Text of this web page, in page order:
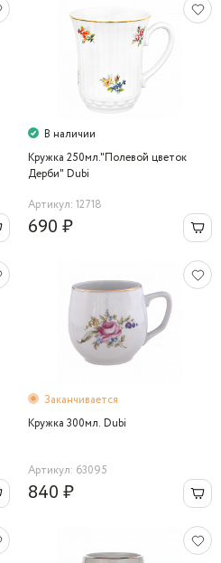
В наличии
Кружка 250мл."Полевой цветок
Дерби" Dubi
Артикул: 12718
690 ₽
Заканчивается
Кружка 300мл. Dubi
Артикул: 63095
840 ₽